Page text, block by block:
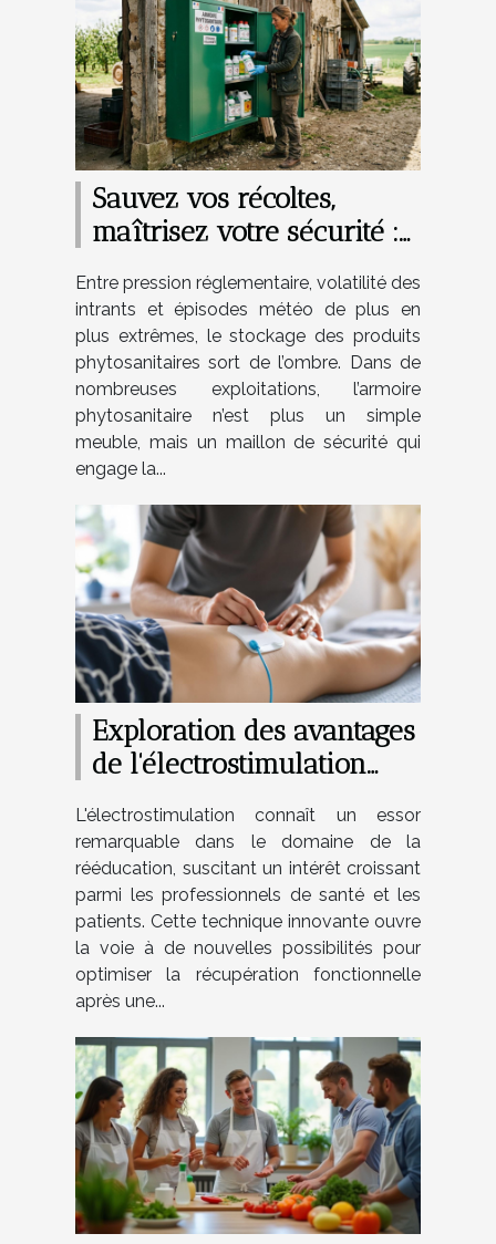
Sauvez vos récoltes,
maîtrisez votre sécurité :
phytosanitaire
Entre pression réglementaire, volatilité des
intrants et épisodes météo de plus en
plus extrêmes, le stockage des produits
phytosanitaires sort de l’ombre. Dans de
nombreuses exploitations, l’armoire
phytosanitaire n’est plus un simple
meuble, mais un maillon de sécurité qui
engage la...
Exploration des avantages
de l'électrostimulation
L'électrostimulation connaît un essor
remarquable dans le domaine de la
rééducation, suscitant un intérêt croissant
parmi les professionnels de santé et les
patients. Cette technique innovante ouvre
la voie à de nouvelles possibilités pour
optimiser la récupération fonctionnelle
après une...